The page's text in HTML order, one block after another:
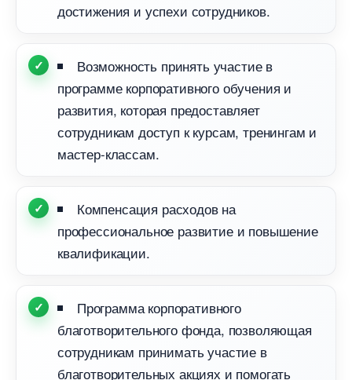
достижения и успехи сотрудников.
озможность принять участие
программе корпоративного обучения и
развития, которая предоставляет
сотрудникам доступ к курсам, тренингам и
мастер-классам.
Компенсация расходов на
профессиональное развитие и повышение
квалификации.
Программа корпоративного
лаготворительного фонда, позволяющая
сотрудникам принимать участие
лаготворительных акциях и помогать